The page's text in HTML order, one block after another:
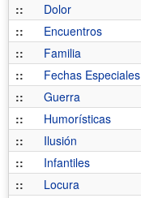
::
Dolor
::
Encuentros
::
Familia
::
Fechas Especiales
::
Guerra
::
Humorísticas
::
Ilusión
::
Infantiles
::
Locura